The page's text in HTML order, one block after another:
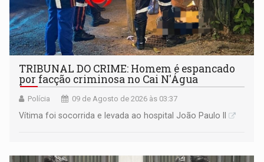
TRIBUNAL DO CRIME: Homem é espancado
por facção criminosa no Cai N'Água
Polícia 09 de Agosto de 2026 às 03:37
Vítima foi socorrida e levada ao hospital João Paulo II